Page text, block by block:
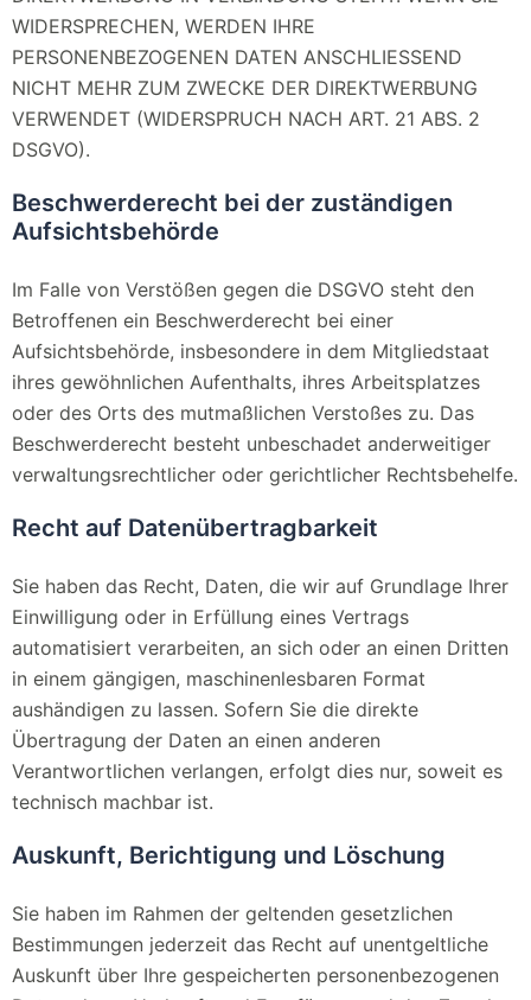
WIDERSPRECHEN, WERDEN IHRE
PERSONENBEZOGENEN DATEN ANSCHLIESSEND
NICHT MEHR ZUM ZWECKE DER DIREKTWERBUNG
VERWENDET (WIDERSPRUCH NACH ART. 21 ABS. 2
DSGVO).
Beschwerde­recht bei der zuständigen
Aufsichts­behörde
Im Falle von Verstößen gegen die DSGVO steht den
Betroffenen ein Beschwerderecht bei einer
Aufsichtsbehörde, insbesondere in dem Mitgliedstaat
ihres gewöhnlichen Aufenthalts, ihres Arbeitsplatzes
oder des Orts des mutmaßlichen Verstoßes zu. Das
Beschwerderecht besteht unbeschadet anderweitiger
verwaltungsrechtlicher oder gerichtlicher Rechtsbehelfe.
Recht auf Daten­übertrag­barkeit
Sie haben das Recht, Daten, die wir auf Grundlage Ihrer
Einwilligung oder in Erfüllung eines Vertrags
automatisiert verarbeiten, an sich oder an einen Dritten
in einem gängigen, maschinenlesbaren Format
aushändigen zu lassen. Sofern Sie die direkte
Übertragung der Daten an einen anderen
Verantwortlichen verlangen, erfolgt dies nur, soweit es
technisch machbar ist.
Auskunft, Berichtigung und Löschung
Sie haben im Rahmen der geltenden gesetzlichen
Bestimmungen jederzeit das Recht auf unentgeltliche
Auskunft über Ihre gespeicherten personenbezogenen